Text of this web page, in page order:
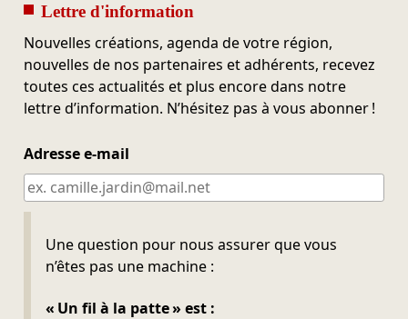
Lettre d'information
Nouvelles créations, agenda de votre région,
nouvelles de nos partenaires et adhérents, recevez
toutes ces actualités et plus encore dans notre
lettre d’information. N’hésitez pas à vous abonner !
Adresse e-mail
Une question pour nous assurer que vous
n’êtes pas une machine :
« Un fil à la patte » est :
Ne pas remplir